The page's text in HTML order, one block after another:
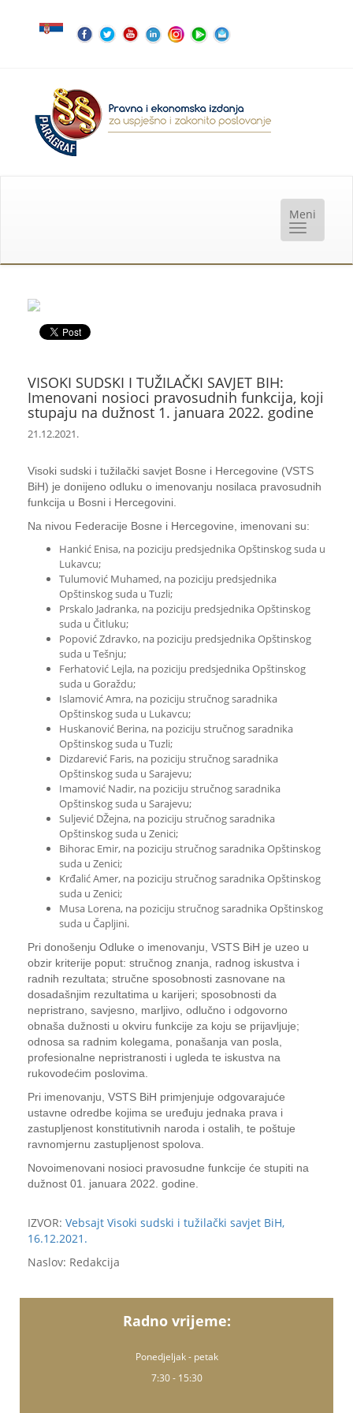
VISOKI SUDSKI I TUŽILAČKI SAVJET BIH:
Imenovani nosioci pravosudnih funkcija, koji
stupaju na dužnost 1. januara 2022. godine
21.12.2021.
Visoki sudski i tužilački savjet Bosne i Hercegovine (VSTS
BiH) je donijeno odluku o imenovanju nosilaca pravosudnih
funkcija u Bosni i Hercegovini.
Na nivou Federacije Bosne i Hercegovine, imenovani su:
Hankić Enisa, na poziciju predsjednika Opštinskog suda u
Lukavcu;
Tulumović Muhamed, na poziciju predsjednika
Opštinskog suda u Tuzli;
Prskalo Jadranka, na poziciju predsjednika Opštinskog
suda u Čitluku;
Popović Zdravko, na poziciju predsjednika Opštinskog
suda u Tešnju;
Ferhatović Lejla, na poziciju predsjednika Opštinskog
suda u Goraždu;
Islamović Amra, na poziciju stručnog saradnika
Opštinskog suda u Lukavcu;
Huskanović Berina, na poziciju stručnog saradnika
Opštinskog suda u Tuzli;
Dizdarević Faris, na poziciju stručnog saradnika
Opštinskog suda u Sarajevu;
Imamović Nadir, na poziciju stručnog saradnika
Opštinskog suda u Sarajevu;
Suljević DŽejna, na poziciju stručnog saradnika
Opštinskog suda u Zenici;
Bihorac Emir, na poziciju stručnog saradnika Opštinskog
suda u Zenici;
Krđalić Amer, na poziciju stručnog saradnika Opštinskog
suda u Zenici;
Musa Lorena, na poziciju stručnog saradnika Opštinskog
suda u Čapljini.
Pri donošenju Odluke o imenovanju, VSTS BiH je uzeo u
obzir kriterije poput: stručnog znanja, radnog iskustva i
radnih rezultata; stručne sposobnosti zasnovane na
dosadašnjim rezultatima u karijeri; sposobnosti da
nepristrano, savjesno, marljivo, odlučno i odgovorno
obnaša dužnosti u okviru funkcije za koju se prijavljuje;
odnosa sa radnim kolegama, ponašanja van posla,
profesionalne nepristranosti i ugleda te iskustva na
rukovodećim poslovima.
Pri imenovanju, VSTS BiH primjenjuje odgovarajuće
ustavne odredbe kojima se uređuju jednaka prava i
zastupljenost konstitutivnih naroda i ostalih, te poštuje
ravnomjernu zastupljenost spolova.
Novoimenovani nosioci pravosudne funkcije će stupiti na
dužnost 01. januara 2022. godine.
IZVOR: Vebsajt Visoki sudski i tužilački savjet BiH,
16.12.2021.
Naslov: Redakcija
Radno vrijeme:
Ponedjeljak - petak
7:30 - 15:30